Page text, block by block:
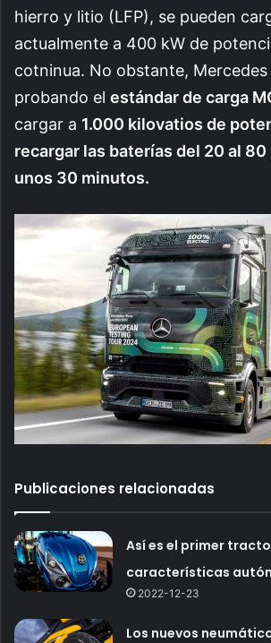
hierro y litio (LFP), se pueden
actualmente a 400 kW de
cotninua. No obstante, Mercedes
probando el estándar de carga
cargar a 1.000 kilovatios de
recargar las baterías del 20 al
unos 30 minutos.
Publicaciones relacionadas
Así es el primer
características
2022-12-23
Los nuevos